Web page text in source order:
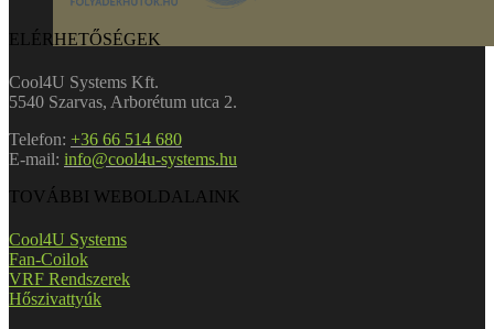
ELÉRHETŐSÉGEK
Cool4U Systems Kft.
5540 Szarvas, Arborétum utca 2.
Telefon: +36 66 514 680
E-mail: info@cool4u-systems.hu
TOVÁBBI WEBOLDALAINK
Cool4U Systems
Fan-Coilok
VRF Rendszerek
Hőszivattyúk